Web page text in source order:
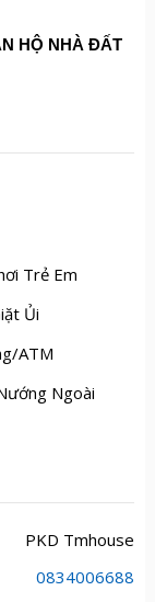
HỘ NHÀ ĐẤT
Trẻ Em
Ủi
ATM
Ngoài
PKD Tmhouse
0834006688